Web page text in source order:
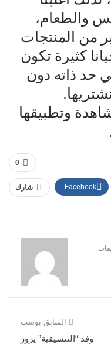
والطعام،
من المنتجات
كثيرة تكون
حد ذاته دون
وتطبيقها
0
شارك Facebook
السابق بوست
وفد “التنسيقية” يزور